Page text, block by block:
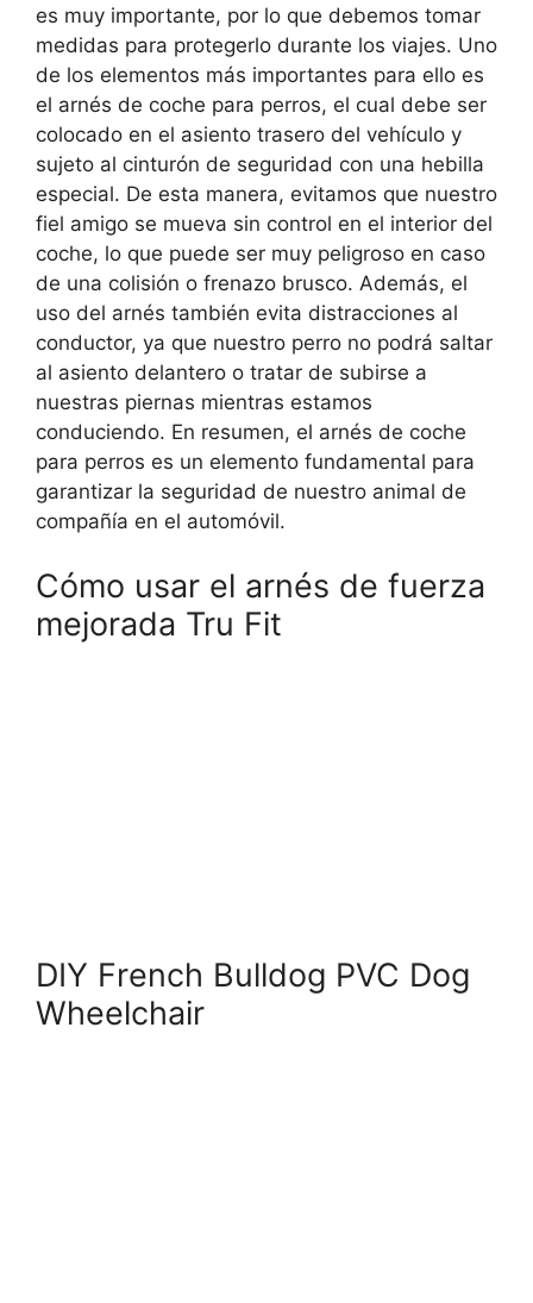
es muy importante, por lo que debemos tomar
medidas para protegerlo durante los viajes. Uno
de los elementos más importantes para ello es
el arnés de coche para perros, el cual debe ser
colocado en el asiento trasero del vehículo y
sujeto al cinturón de seguridad con una hebilla
especial. De esta manera, evitamos que nuestro
fiel amigo se mueva sin control en el interior del
coche, lo que puede ser muy peligroso en caso
de una colisión o frenazo brusco. Además, el
uso del arnés también evita distracciones al
conductor, ya que nuestro perro no podrá saltar
al asiento delantero o tratar de subirse a
nuestras piernas mientras estamos
conduciendo. En resumen, el arnés de coche
para perros es un elemento fundamental para
garantizar la seguridad de nuestro animal de
compañía en el automóvil.
Cómo usar el arnés de fuerza
mejorada Tru Fit
DIY French Bulldog PVC Dog
Wheelchair